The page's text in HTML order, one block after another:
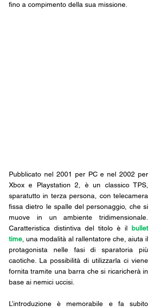
fino a compimento della sua missione.
Pubblicato nel 2001 per PC e nel 2002 per
Xbox e Playstation 2, è un classico TPS,
sparatutto in terza persona, con telecamera
fissa dietro le spalle del personaggio, che si
muove in un ambiente tridimensionale.
Caratteristica distintiva del titolo è il bullet
time , una modalità al rallentatore che, aiuta il
protagonista nelle fasi di sparatoria più
caotiche. La possibilità di utilizzarla ci viene
fornita tramite una barra che si ricaricherà in
base ai nemici uccisi.
L’introduzione è memorabile e fa subito